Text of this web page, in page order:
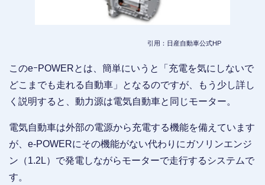
引用：日産自動車公式HP
このeｰPOWERとは、簡単にいうと「充電を気にしないで
どこまでも走れる自動車」となるのですが、もう少し詳し
く説明すると、動力源は電気自動車と同じモーター。
電気自動車は外部の電源から充電する機能を備えています
が、e-POWERにその機能がない代わりにガソリンエンジ
ン（1.2L）で発電しながらモーターで走行するシステムで
す。